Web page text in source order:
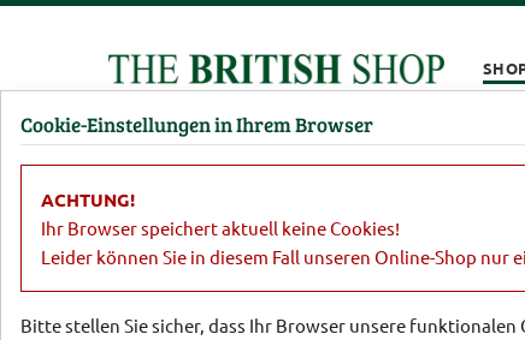
Damen Herren Barbour Parfümerie
Cookie-Einstellungen in Ihrem Browser
ACHTUNG!
Ihr Browser speichert aktuell keine Cookies!
Leider können Sie in diesem Fall unseren Online-Shop nur
Bitte stellen Sie sicher, dass Ihr Browser unsere